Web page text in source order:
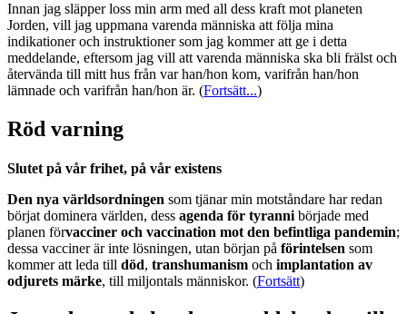
Innan jag släpper loss min arm med all dess kraft mot planeten
Jorden, vill jag uppmana varenda människa att följa mina
indikationer och instruktioner som jag kommer att ge i detta
meddelande, eftersom jag vill att varenda människa ska bli frälst och
återvända till mitt hus från var han/hon kom, varifrån han/hon
lämnade och varifrån han/hon är. (Fortsätt...)
Röd varning
Slutet på vår frihet, på vår existens
Den nya världsordningen som tjänar min motståndare har redan
börjat dominera världen, dess agenda för tyranni började med
planen förvacciner och vaccination mot den befintliga pandemin;
dessa vacciner är inte lösningen, utan början på förintelsen som
kommer att leda till död, transhumanism och implantation av
odjurets märke, till miljontals människor. (Fortsätt)